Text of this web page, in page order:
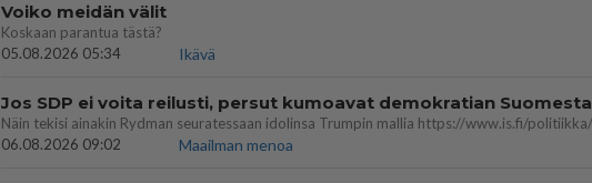
Voiko meidän välit
Koskaan parantua tästä?
05.08.2026 05:34
Ikävä
Jos SDP ei voita reilusti, persut kumoavat demokratian Suomesta
06.08.2026 09:02
Maailman menoa